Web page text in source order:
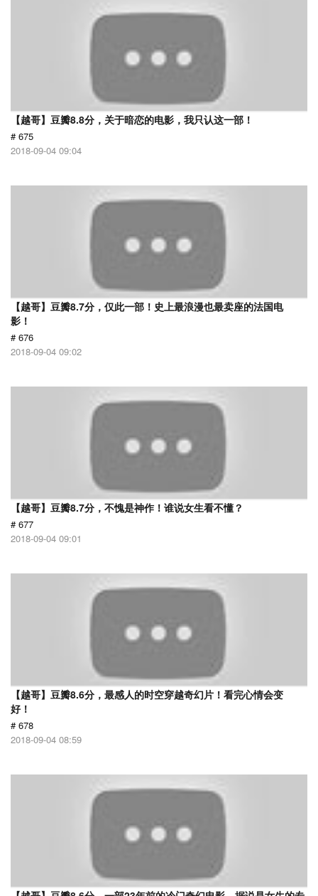
【越哥】豆瓣8.8分，关于暗恋的电影，我只认这一部！
# 675
2018-09-04 09:04
【越哥】豆瓣8.7分，仅此一部！史上最浪漫也最卖座的法国电
影！
# 676
2018-09-04 09:02
【越哥】豆瓣8.7分，不愧是神作！谁说女生看不懂？
# 677
2018-09-04 09:01
【越哥】豆瓣8.6分，最感人的时空穿越奇幻片！看完心情会变
好！
# 678
2018-09-04 08:59